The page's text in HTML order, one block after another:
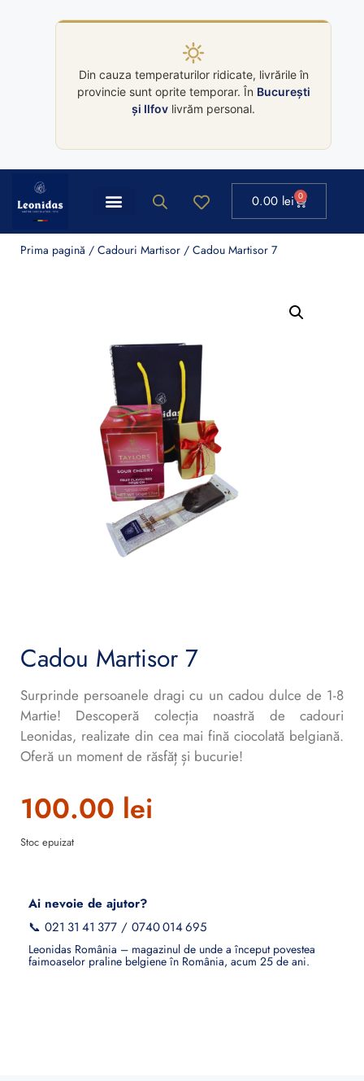
Din cauza temperaturilor ridicate, livrările în
provincie sunt oprite temporar. În București
și Ilfov livrăm personal.
0.00 lei 0
Prima pagină / Cadouri Martisor / Cadou Martisor 7
Cadou Martisor 7
Surprinde persoanele dragi cu un cadou dulce de 1-8
Martie! Descoperă colecția noastră de cadouri
Leonidas, realizate din cea mai fină ciocolată belgiană.
Oferă un moment de răsfăț și bucurie!
100.00 lei
Stoc epuizat
Ai nevoie de ajutor?
📞 021 31 41 377 / 0740 014 695
Leonidas România – magazinul de unde a început povestea
faimoaselor praline belgiene în România, acum 25 de ani.